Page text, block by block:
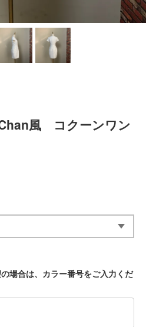
風 コクーンワン
場合は、カラー番号をご入力くだ